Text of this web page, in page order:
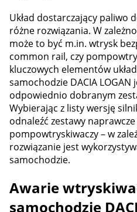
Układ dostarczający paliwo
różne rozwiązania. W
może to być m.in. wtrysk
common rail, czy
kluczowych elementów
samochodzie DACIA LOGAN
odpowiednio dobranym
Wybierając z listy wersję
odnaleźć zestawy
pompowtryskiwaczy – w
rozwiązanie jest
samochodzie.
Awarie
samochodzie